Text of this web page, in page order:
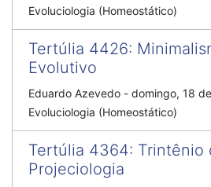
Evoluciologia (Homeostático)
Tertúlia 4426:
Evolutivo
Eduardo Azevedo - domingo, 18
Evoluciologia (Homeostático)
Tertúlia 4364: Trintênio
Projeciologia